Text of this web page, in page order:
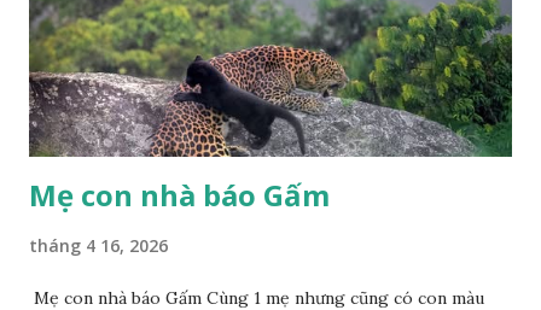
Mẹ con nhà báo Gấm
tháng 4 16, 2026
Mẹ con nhà báo Gấm Cùng 1 mẹ nhưng cũng có con màu